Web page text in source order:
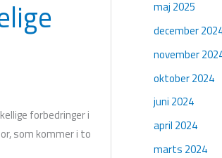
forbedringer i
som kommer i to
maj 2025
december
november
oktober 2024
juni 2024
april 2024
marts 2024